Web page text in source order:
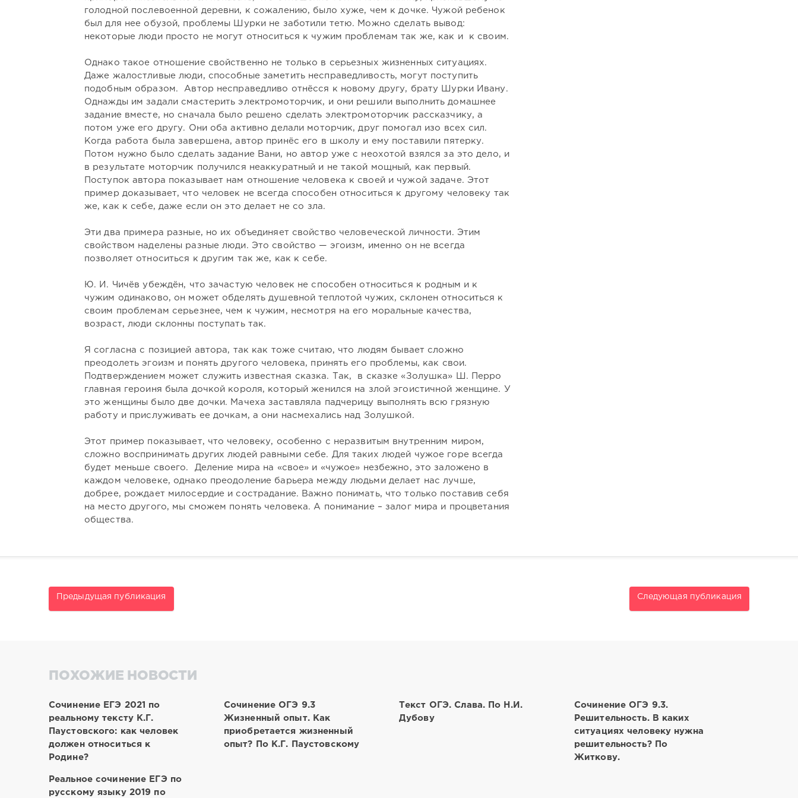
голодной послевоенной деревни, к сожалению, было хуже, чем к дочке. Чужой ребенок
был для нее обузой, проблемы Шурки не заботили тетю. Можно сделать вывод:
некоторые люди просто не могут относиться к чужим проблемам так же, как и к своим.
Однако такое отношение свойственно не только в серьезных жизненных ситуациях.
Даже жалостливые люди, способные заметить несправедливость, могут поступить
подобным образом. Автор несправедливо отнёсся к новому другу, брату Шурки Ивану.
Однажды им задали смастерить электромоторчик, и они решили выполнить домашнее
задание вместе, но сначала было решено сделать электромоторчик рассказчику, а
потом уже его другу. Они оба активно делали моторчик, друг помогал изо всех сил.
Когда работа была завершена, автор принёс его в школу и ему поставили пятерку.
Потом нужно было сделать задание Вани, но автор уже с неохотой взялся за это дело, и
в результате моторчик получился неаккуратный и не такой мощный, как первый.
Поступок автора показывает нам отношение человека к своей и чужой задаче. Этот
пример доказывает, что человек не всегда способен относиться к другому человеку так
же, как к себе, даже если он это делает не со зла.
Эти два примера разные, но их объединяет свойство человеческой личности. Этим
свойством наделены разные люди. Это свойство — эгоизм, именно он не всегда
позволяет относиться к другим так же, как к себе.
Ю. И. Чичёв убеждён, что зачастую человек не способен относиться к родным и к
чужим одинаково, он может обделять душевной теплотой чужих, склонен относиться к
своим проблемам серьезнее, чем к чужим, несмотря на его моральные качества,
возраст, люди склонны поступать так.
Я согласна с позицией автора, так как тоже считаю, что людям бывает сложно
преодолеть эгоизм и понять другого человека, принять его проблемы, как свои.
Подтверждением может служить известная сказка. Так, в сказке «Золушка» Ш. Перро
главная героиня была дочкой короля, который женился на злой эгоистичной женщине. У
это женщины было две дочки. Мачеха заставляла падчерицу выполнять всю грязную
работу и прислуживать ее дочкам, а они насмехались над Золушкой.
Этот пример показывает, что человеку, особенно с неразвитым внутренним миром,
сложно воспринимать других людей равными себе. Для таких людей чужое горе всегда
будет меньше своего. Деление мира на «свое» и «чужое» незбежно, это заложено в
каждом человеке, однако преодоление барьера между людьми делает нас лучше,
добрее, рождает милосердие и сострадание. Важно понимать, что только поставив себя
на место другого, мы сможем понять человека. А понимание – залог мира и процветания
общества.
Предыдущая публикация Следующая публикация
ПОХОЖИЕ НОВОСТИ
Сочинение ЕГЭ 2021 по
реальному тексту К.Г.
Паустовского: как человек
должен относиться к
Родине?
Сочинение ОГЭ 9.3
Жизненный опыт. Как
приобретается жизненный
опыт? По К.Г. Паустовскому
Текст ОГЭ. Слава. По Н.И.
Дубову
Сочинение ОГЭ 9.3.
Решительность. В каких
ситуациях человеку нужна
решительность? По
Житкову.
Реальное сочинение ЕГЭ по
русскому языку 2019 по